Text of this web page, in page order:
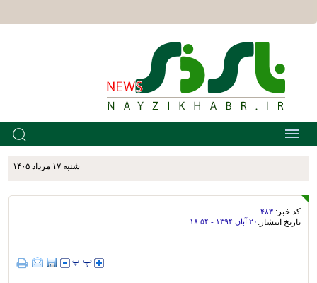
شنبه ۱۷ مرداد ۱۴۰۵
کد خبر: ۴۸۳
تاریخ انتشار: ۲۰ آبان ۱۳۹۴ - ۱۸:۵۴